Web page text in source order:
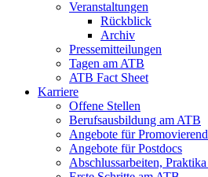
Veranstaltungen
Rückblick
Archiv
Pressemitteilungen
Tagen am ATB
ATB Fact Sheet
Karriere
Offene Stellen
Berufsausbildung am ATB
Angebote für
Angebote für Postdocs
Abschlussarbeiten,